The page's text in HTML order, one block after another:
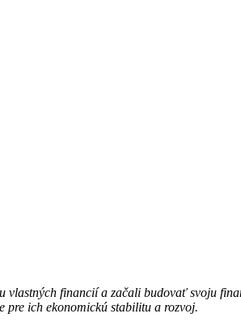
financií a začali budovať svoju
pre ich ekonomickú stabilitu a rozvoj.